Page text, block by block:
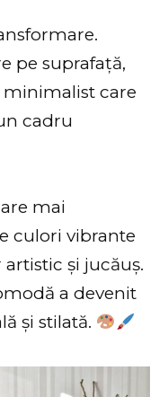
pe suprafață,
care
cadru
mai
culori vibrante
și jucăuș.
a devenit
și stilată.